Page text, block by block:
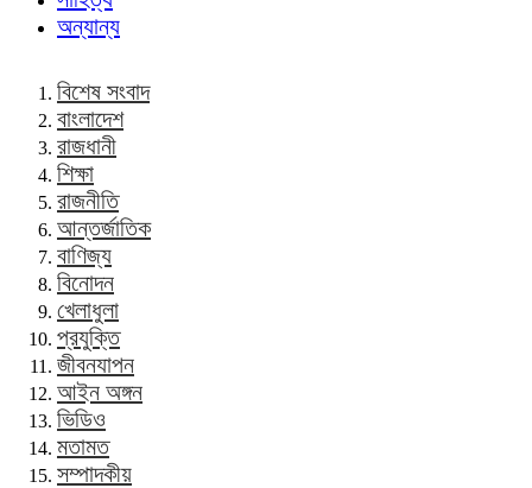
অন্যান্য
বিশেষ সংবাদ
বাংলাদেশ
রাজধানী
শিক্ষা
রাজনীতি
আন্তর্জাতিক
বাণিজ্য
বিনোদন
খেলাধুলা
প্রযুক্তি
জীবনযাপন
আইন অঙ্গন
ভিডিও
মতামত
সম্পাদকীয়